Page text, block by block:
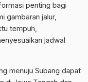
penting bagi
gambaran jalur,
tempuh,
jadwal
menuju Subang dapat